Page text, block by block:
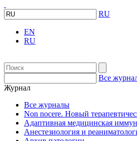
RU
EN
RU
Все
Журнал
Все журналы
Non nocere. Новый
Адаптивная медицинская
Анестезиология и